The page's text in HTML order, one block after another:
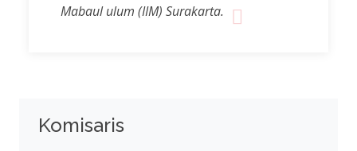
Mabaul ulum (IIM) Surakarta.
Komisaris